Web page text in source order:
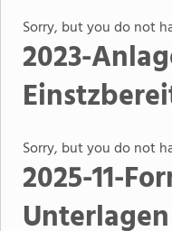
Sorry, but you do not
2023-
Sorry, but you do not
2025-11-